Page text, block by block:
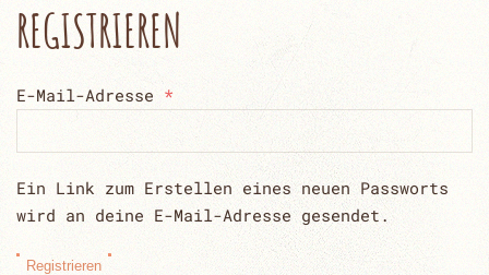
REGISTRIEREN
E-Mail-Adresse * Erforderlich
Ein Link zum Erstellen eines neuen Passworts
wird an deine E-Mail-Adresse gesendet.
Registrieren